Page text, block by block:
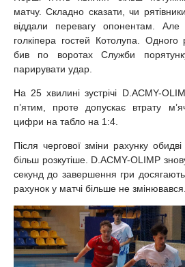
матчу. Складно сказати, чи
віддали перевагу опонентам.
голкіпера гостей Котолупа.
бив по воротах Служби
парирувати удар.
На 25 хвилині зустрічі D.ACMY-
п’ятим, проте допускає втрату
цифри на табло на 1:4.
Після чергової зміни рахунку
більш розкутіше. D.ACMY-OLIMP
секунд до завершення гри досягають
рахунок у матчі більше не змінювався.